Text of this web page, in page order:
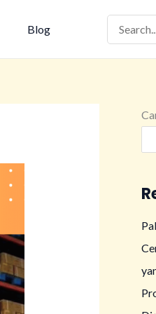
Blog
Search
for: